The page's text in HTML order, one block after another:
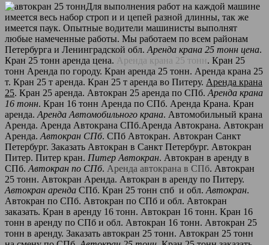
Для выполнения работ на каждой машине
имеется весь набор строп и и цепей разной длинны, так же
имеется паук. Опытные водители машинисты выполнят
любые намеченные работы. Мы работаем по всем районам
Петербурга и Ленинградской обл. Аренда крана 25 тонн цена.
Кран 25 тонн аренда цена. Аренда крана 25 тонн. Кран 25
тонн Аренда по городу. Кран аренда 25 тонн. Аренда крана 25
т. Кран 25 т аренда. Кран 25 т аренда во Питеру. Аренда крана
25. Кран 25 аренда. Автокран 25 аренда по СПб. Аренда крана
16 тонн. Кран 16 тонн Аренда по СПб. Аренда Крана. Кран
аренда. Аренда Автомобильного крана. Автомобильный крана
Аренда. Аренда Автокрана СПб.Аренда Автокрана. Автокран
Аренда. Автокран СПб. СПб Автокран. Автокран Санкт
Петербург. Заказать Автокран в Санкт Петербург. Автокран
Питер. Питер кран. Питер Автокран. Автокран в аренду в
СПб. Автокран по СПб. Аренда автокрана в СПб. Автокран
25 тонн. Автокран Аренда. Автокран в аренду по Питеру.
Автокран аренда СПб. Кран 25 тонн спб и обл. Автокран.
Автокран по СПб. Автокран по СПб и обл. Автокран
заказать. Кран в аренду 16 тонн. Автокран 16 тонн. Кран 16
тонн в аренду по СПб и обл. Автокран 16 тонн. Автокран 25
тонн в аренду. Заказать автокран 25 тонн. Автокран 25 тонн